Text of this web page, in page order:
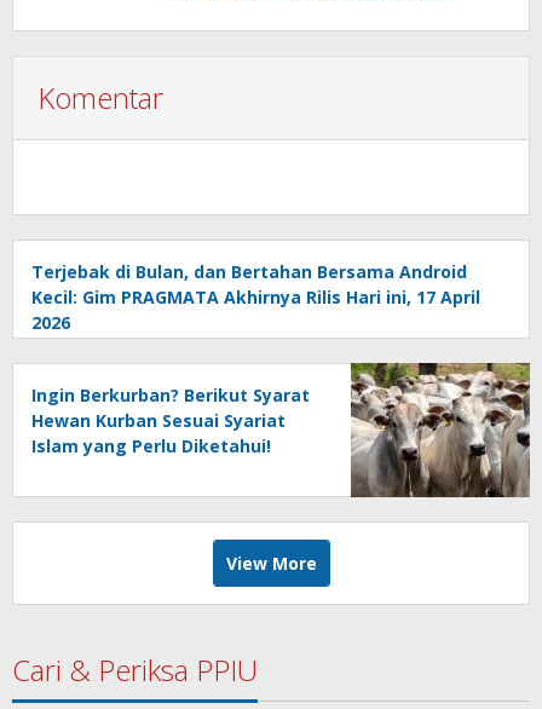
Komentar
Terjebak di Bulan, dan Bertahan Bersama Android
Kecil: Gim PRAGMATA Akhirnya Rilis Hari ini, 17 April
2026
Ingin Berkurban? Berikut Syarat
Hewan Kurban Sesuai Syariat
Islam yang Perlu Diketahui!
View More
Cari & Periksa PPIU